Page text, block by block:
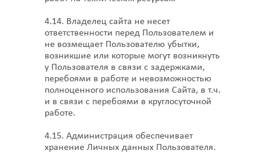
4.14. Владелец сайта не несет
ответственности перед Пользователем и
не возмещает Пользователю убытки,
возникшие или которые могут возникнуть
у Пользователя в связи с задержками,
перебоями в работе и невозможностью
полноценного использования Сайта, в т.ч.
и в связи с перебоями в круглосуточной
работе.
4.15. Администрация обеспечивает
хранение Личных данных Пользователя.